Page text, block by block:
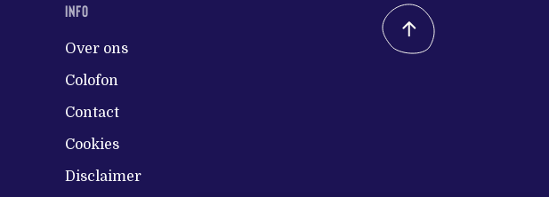
INFO
Over ons
Colofon
Contact
Cookies
Disclaimer